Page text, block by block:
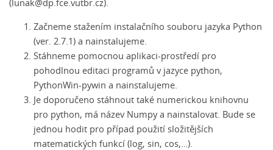
(lunak@dp.fce.vutbr.cz).
Začneme stažením instalačního souboru jazyka Python
(ver. 2.7.1) a nainstalujeme.
Stáhneme pomocnou aplikaci-prostředí pro
pohodlnou editaci programů v jazyce python,
PythonWin-pywin a nainstalujeme.
Je doporučeno stáhnout také numerickou knihovnu
pro python, má název Numpya nainstalovat. Bude se
jednou hodit pro případ použití složitějších
matematických funkcí (log, sin, cos,…).